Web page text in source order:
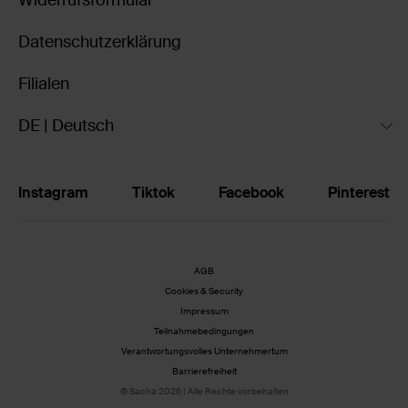
Datenschutzerklärung
Filialen
DE | Deutsch
Instagram Tiktok Facebook Pinterest
AGB
Cookies & Security
Impressum
Teilnahmebedingungen
Verantwortungsvolles Unternehmertum
Barrierefreiheit
© Sacha 2026 | Alle Rechte vorbehalten